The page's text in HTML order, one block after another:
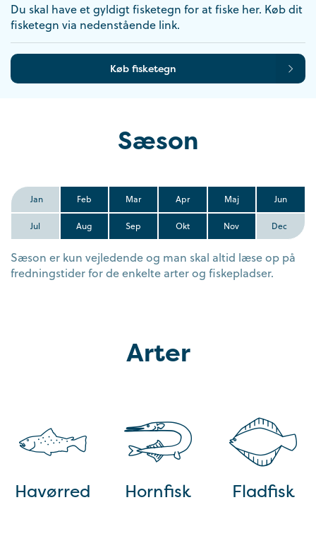
Du skal have et gyldigt fisketegn for at fiske her. Køb dit
fisketegn via nedenstående link.
Køb fisketegn
Sæson
Jan Feb Mar Apr Maj Jun
Jul Aug Sep Okt Nov Dec
Sæson er kun vejledende og man skal altid læse op på
fredningstider for de enkelte arter og fiskepladser.
Arter
Havørred Hornfisk Fladfisk